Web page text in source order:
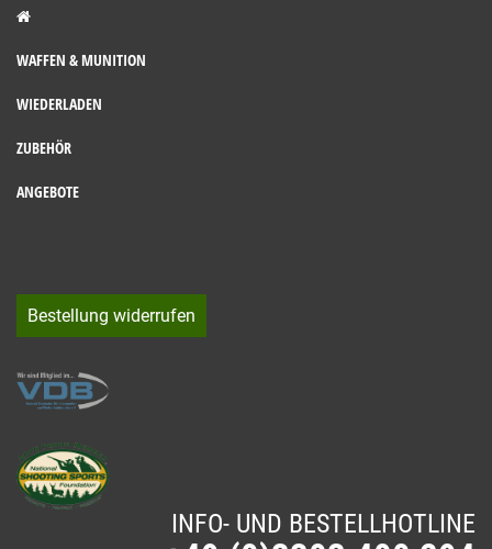
WAFFEN & MUNITION
WIEDERLADEN
ZUBEHÖR
ANGEBOTE
Bestellung widerrufen
INFO- UND BESTELLHOTLINE